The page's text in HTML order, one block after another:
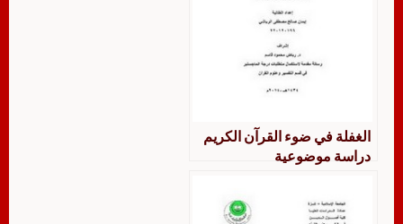
الغفلة في ضوء القرآن الكريم
دراسة موضوعية